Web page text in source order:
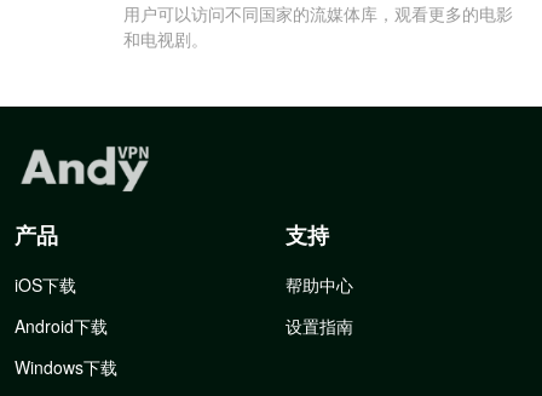
用户可以访问不同国家的流媒体库，观看更多的电影
和电视剧。
产品
iOS下载
Android下载
Windows下载
支持
帮助中心
设置指南